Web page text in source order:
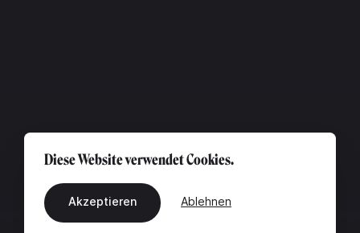
Diese Website verwendet Cookies.
Akzeptieren Ablehnen